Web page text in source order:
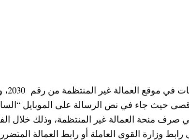
حيث وصلت رسالة على
من 8 أكتوبر وحتى يوم 15 أكتوبر 2020 كحد أقصى حيث جاء في نص الرسالة على الموبايل
صرف منحة العمالة غير المنتظمة، وذلك خلال
على رابط وزارة القوى العاملة أو رابط العمالة